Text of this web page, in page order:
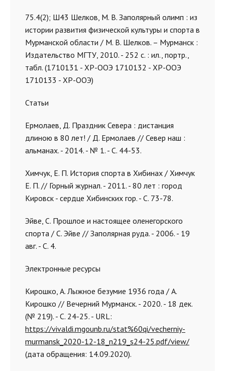
75.4(2); Ш43 Шелков, М. В. Заполярный олимп : из
истории развития физической культуры и спорта в
Мурманской области / М. В. Шелков. – Мурманск :
Издательство МГТУ, 2010. - 252 с. : ил., портр.,
табл. (1710131 - ХР-ООЭ 1710132 - ХР-ООЭ
1710133 - ХР-ООЭ)
Статьи
Ермолаев, Д. Праздник Севера : дистанция
длиною в 80 лет! / Д. Ермолаев // Север наш :
альманах. - 2014. - № 1. - С. 44-53.
Химчук, Е. П. История спорта в Хибинах / Химчук
Е. П. // Горный журнал. - 2011. - 80 лет : город
Кировск - сердце Хибинских гор. - С. 73-78.
Эйве, С. Прошлое и настоящее оленегорского
спорта / С. Эйве // Заполярная руда. - 2006. - 19
авг. - С. 4.
Электронные ресурсы
Кирошко, А. Лыжное безумие 1936 года / А.
Кирошко // Вечерний Мурманск. - 2020. - 18 дек.
(№ 219). - С. 24-25. - URL:
https://vivaldi.mgounb.ru/stat%60qi/vecherniy-
murmansk_2020-12-18_n219_s24-25.pdf/view/
(дата обращения: 14.09.2020).